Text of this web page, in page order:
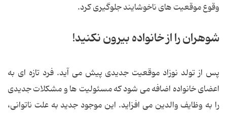
وقوع موقعیت های ناخوشایند جلوگیری کرد.
شوهران را از خانواده بیرون نکنید!
پس از تولد نوزاد موقعیت جدیدی پیش می آید. فرد تازه ای به
اعضای خانواده اضافه می شود که مسئولیت ها و مشکلات جدیدی
را به وظایف والدین می افزاید. این موجود جدید به علت ناتوانی،